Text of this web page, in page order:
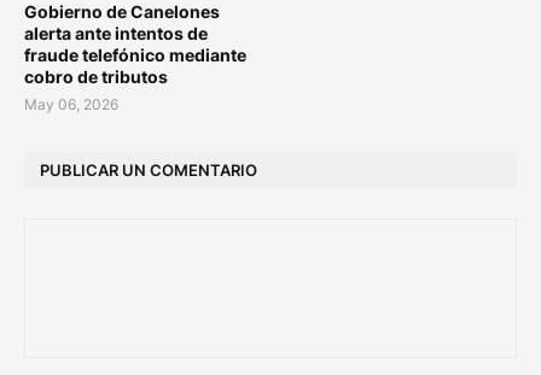
Gobierno de Canelones
alerta ante intentos de
fraude telefónico mediante
cobro de tributos
May 06, 2026
PUBLICAR UN COMENTARIO